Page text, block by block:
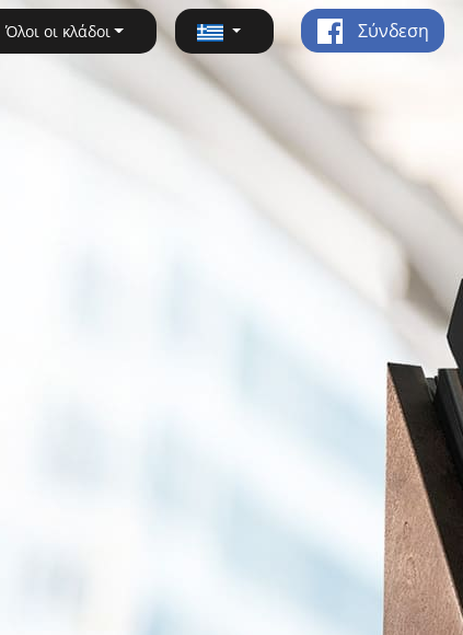
Όλοι οι κλάδοι Σύνδεση